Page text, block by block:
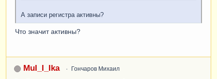
идыСубконтоХозрасчетные
трагентами] = ЭтотОбъект.Ссылка;
идыСубконтоХозрасчетные.НоменклатурныеГруппы]
=
ТекСтрокаУслуги.Субконто
А записи регистра активны?
Что значит активны?
MuI_I_Ika Гончаров Михаил